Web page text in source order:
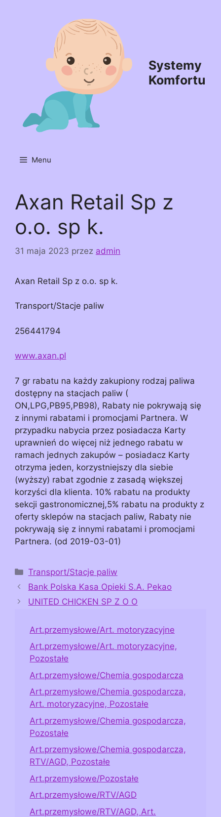
Systemy
Komfortu
Menu
Axan Retail Sp z
o.o. sp k.
31 maja 2023 przez admin
Axan Retail Sp z o.o. sp k.
Transport/Stacje paliw
256441794
www.axan.pl
7 gr rabatu na każdy zakupiony rodzaj paliwa
dostępny na stacjach paliw (
ON,LPG,PB95,PB98), Rabaty nie pokrywają się
z innymi rabatami i promocjami Partnera. W
przypadku nabycia przez posiadacza Karty
uprawnień do więcej niż jednego rabatu w
ramach jednych zakupów – posiadacz Karty
otrzyma jeden, korzystniejszy dla siebie
(wyższy) rabat zgodnie z zasadą większej
korzyści dla klienta. 10% rabatu na produkty
sekcji gastronomicznej,5% rabatu na produkty z
oferty sklepów na stacjach paliw, Rabaty nie
pokrywają się z innymi rabatami i promocjami
Partnera. (od 2019-03-01)
Kategorie
Transport/Stacje paliw
Bank Polska Kasa Opieki S.A. Pekao
UNITED CHICKEN SP Z O O
Art.przemysłowe/Art. motoryzacyjne
Art.przemysłowe/Art. motoryzacyjne,
Pozostałe
Art.przemysłowe/Chemia gospodarcza
Art.przemysłowe/Chemia gospodarcza,
Art. motoryzacyjne, Pozostałe
Art.przemysłowe/Chemia gospodarcza,
Pozostałe
Art.przemysłowe/Chemia gospodarcza,
RTV/AGD, Pozostałe
Art.przemysłowe/Pozostałe
Art.przemysłowe/RTV/AGD
Art.przemysłowe/RTV/AGD, Art.